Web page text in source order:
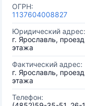
ОГРН:
1137604008827
Юридический адрес:
г. Ярославль,
этажа
Фактический адрес:
г. Ярославль,
этажа
Телефон: